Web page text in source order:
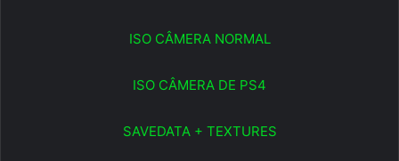
ISO CÂMERA NORMAL
ISO CÂMERA DE PS4
SAVEDATA + TEXTURES